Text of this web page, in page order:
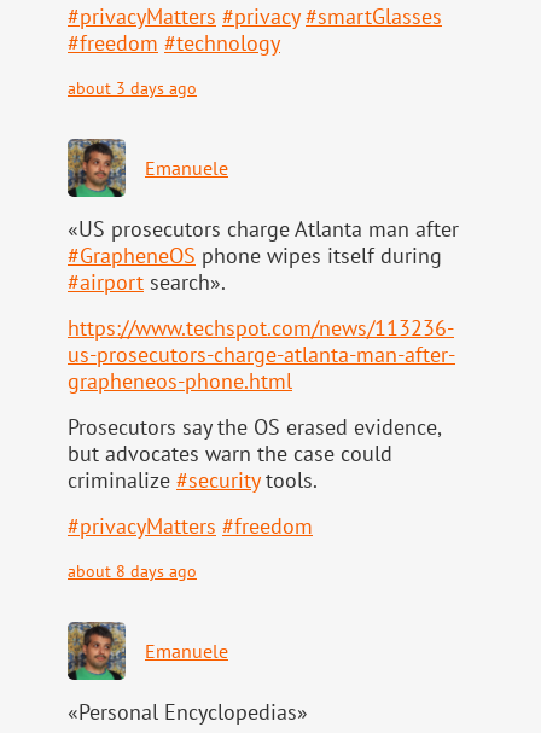
#privacyMatters #privacy #smartGlasses
#freedom #technology
about 3 days ago
Emanuele
«US prosecutors charge Atlanta man after
#GrapheneOS phone wipes itself during
#airport search».
https://www.techspot.com/news/113236-
us-prosecutors-charge-atlanta-man-after-
grapheneos-phone.html
Prosecutors say the OS erased evidence,
but advocates warn the case could
criminalize #securitytools.
#privacyMatters #freedom
about 8 days ago
Emanuele
«Personal Encyclopedias»